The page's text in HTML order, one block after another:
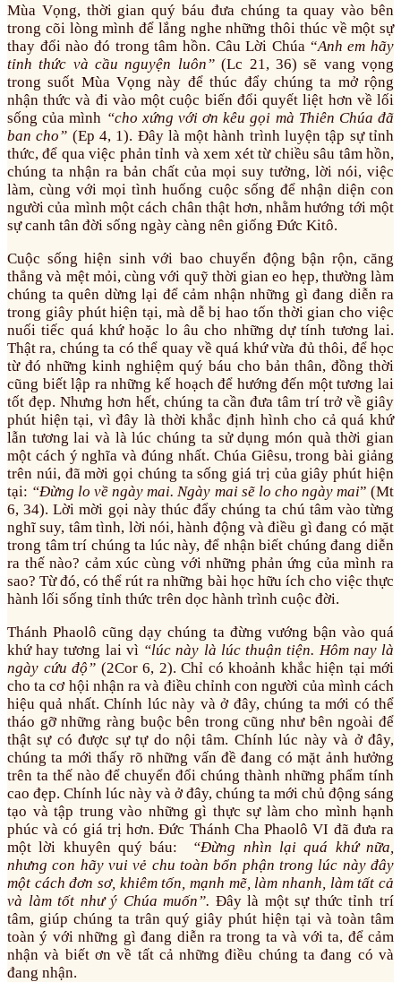
Mùa Vọng, thời gian quý báu đưa chúng ta quay vào bên
trong cõi lòng mình để lắng nghe những thôi thúc về một sự
thay đổi nào đó trong tâm hồn. Câu Lời Chúa “Anh em hãy
tỉnh thức và cầu nguyện luôn”(Lc 21, 36) sẽ vang vọng
trong suốt Mùa Vọng này để thúc đẩy chúng ta mở rộng
nhận thức và đi vào một cuộc biến đổi quyết liệt hơn về lối
sống của mình “cho xứng với ơn kêu gọi mà Thiên Chúa đã
ban cho” (Ep 4, 1). Đây là một hành trình luyện tập sự tỉnh
thức, để qua việc phản tỉnh và xem xét từ chiều sâu tâm hồn,
chúng ta nhận ra bản chất của mọi suy tưởng, lời nói, việc
làm, cùng với mọi tình huống cuộc sống để nhận diện con
người của mình một cách chân thật hơn, nhằm hướng tới một
sự canh tân đời sống ngày càng nên giống Đức Kitô.
Cuộc sống hiện sinh với bao chuyển động bận rộn, căng
thẳng và mệt mỏi, cùng với quỹ thời gian eo hẹp, thường làm
chúng ta quên dừng lại để cảm nhận những gì đang diễn ra
trong giây phút hiện tại, mà dễ bị hao tốn thời gian cho việc
nuối tiếc quá khứ hoặc lo âu cho những dự tính tương lai.
Thật ra, chúng ta có thể quay về quá khứ vừa đủ thôi, để học
từ đó những kinh nghiệm quý báu cho bản thân, đồng thời
cũng biết lập ra những kế hoạch để hướng đến một tương lai
tốt đẹp. Nhưng hơn hết, chúng ta cần đưa tâm trí trở về giây
phút hiện tại, vì đây là thời khắc định hình cho cả quá khứ
lẫn tương lai và là lúc chúng ta sử dụng món quà thời gian
một cách ý nghĩa và đúng nhất. Chúa Giêsu, trong bài giảng
trên núi, đã mời gọi chúng ta sống giá trị của giây phút hiện
tại: “Đừng lo về ngày mai. Ngày mai sẽ lo cho ngày mai” (Mt
6, 34). Lời mời gọi này thúc đẩy chúng ta chú tâm vào từng
nghĩ suy, tâm tình, lời nói, hành động và điều gì đang có mặt
trong tâm trí chúng ta lúc này, để nhận biết chúng đang diễn
ra thế nào? cảm xúc cùng với những phản ứng của mình ra
sao? Từ đó, có thể rút ra những bài học hữu ích cho việc thực
hành lối sống tỉnh thức trên dọc hành trình cuộc đời.
Thánh Phaolô cũng dạy chúng ta đừng vướng bận vào quá
khứ hay tương lai vì “lúc này là lúc thuận tiện. Hôm nay là
ngày cứu độ” (2Cor 6, 2). Chỉ có khoảnh khắc hiện tại mới
cho ta cơ hội nhận ra và điều chỉnh con người của mình cách
hiệu quả nhất. Chính lúc này và ở đây, chúng ta mới có thể
tháo gỡ những ràng buộc bên trong cũng như bên ngoài để
thật sự có được sự tự do nội tâm. Chính lúc này và ở đây,
chúng ta mới thấy rõ những vấn đề đang có mặt ảnh hưởng
trên ta thế nào để chuyển đổi chúng thành những phẩm tính
cao đẹp. Chính lúc này và ở đây, chúng ta mới chủ động sáng
tạo và tập trung vào những gì thực sự làm cho mình hạnh
phúc và có giá trị hơn. Đức Thánh Cha Phaolô VI đã đưa ra
một lời khuyên quý báu: “Đừng nhìn lại quá khứ nữa,
nhưng con hãy vui vẻ chu toàn bổn phận trong lúc này đây
một cách đơn sơ, khiêm tốn, mạnh mẽ, làm nhanh, làm tất cả
và làm tốt như ý Chúa muốn”. Đây là một sự thức tỉnh trí
tâm, giúp chúng ta trân quý giây phút hiện tại và toàn tâm
toàn ý với những gì đang diễn ra trong ta và với ta, để cảm
nhận và biết ơn về tất cả những điều chúng ta đang có và
đang nhận.